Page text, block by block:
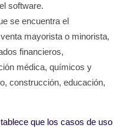
software.
se encuentra el
mayorista o minorista,
financieros,
médica, químicos y
construcción, educación,
que los casos de uso